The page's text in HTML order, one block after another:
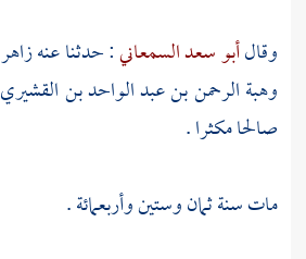
وقالأبو سعد السمعاني: حدثنا عنهزاهر
وهبة الرحمن بن عبد الواحد بن القشيري
صالحا مكثرا .
مات سنة ثمان وستين وأربعمائة .